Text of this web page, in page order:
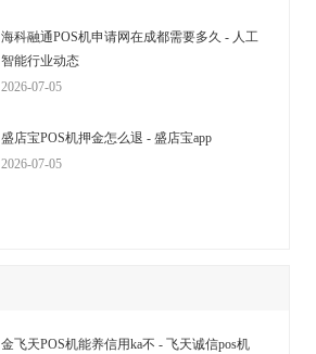
海科融通POS机申请网在成都需要多久 - 人工
智能行业动态
2026-07-05
盛店宝POS机押金怎么退 - 盛店宝app
2026-07-05
金飞天POS机能养信用ka不 - 飞天诚信pos机